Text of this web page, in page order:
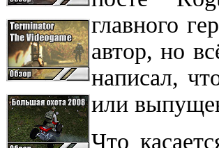
главного
автор, но
написал,
или
Что